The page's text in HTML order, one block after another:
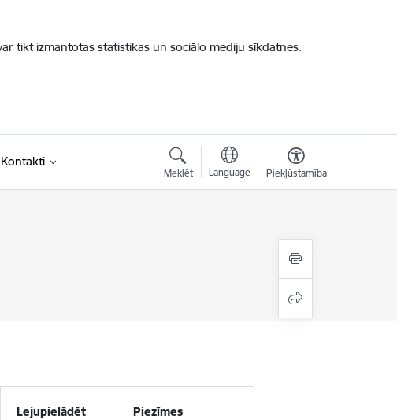
tikt izmantotas statistikas un sociālo mediju sīkdatnes.
Kontakti
Meklēt Language Piekļūstamība
Lejupielādēt Piezīmes